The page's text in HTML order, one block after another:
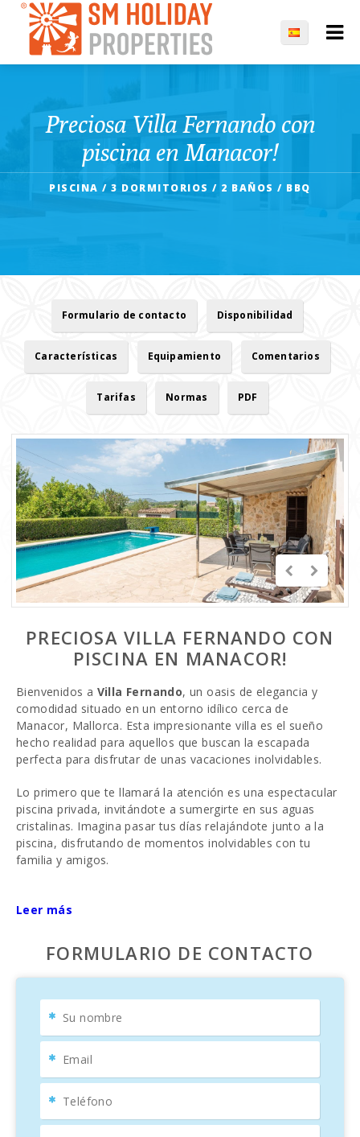
Preciosa Villa Fernando con
piscina en Manacor!
PISCINA / 3 DORMITORIOS / 2 BAÑOS / BBQ
Formulario de contacto Disponibilidad
Características Equipamiento Comentarios
Tarifas Normas PDF
PRECIOSA VILLA FERNANDO CON
PISCINA EN MANACOR!
Bienvenidos a Villa Fernando, un oasis de elegancia y
comodidad situado en un entorno idílico cerca de
Manacor, Mallorca. Esta impresionante villa es el sueño
hecho realidad para aquellos que buscan la escapada
perfecta para disfrutar de unas vacaciones inolvidables.
Lo primero que te llamará la atención es una espectacular
piscina privada, invitándote a sumergirte en sus aguas
cristalinas. Imagina pasar tus días relajándote junto a la
piscina, disfrutando de momentos inolvidables con tu
familia y amigos.
Villa Fernando. Su diseño espacioso y moderno te brinda
tres dormitorios, este refugio ofrece un descanso tranquilo
y reparador después de emocionantes días explorando la
belleza de la isla.
Imagina desayunar en la luminosa terraza, mientras
disfrutas de las impresionantes vistas del paisaje
circundante y planificas tus aventuras para el día. Villa
Fernando te ofrece el equilibrio perfecto entre la privacidad
y la proximidad a emocionantes destinos. Descubre los
encantos de Manacor, con sus pintorescas calles,
deleitarán tus sentidos con delicias locales. Y para los
Leer más
FORMULARIO DE CONTACTO